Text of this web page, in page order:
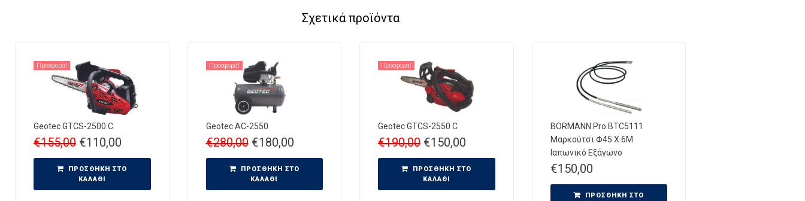
Σχετικά προϊόντα
Προσφορά!
Geotec GTCS-2500 C
€155,00 €110,00
ΠΡΟΣΘΉΚΗ ΣΤΟ
ΚΑΛΆΘΙ
Προσφορά!
Geotec AC-2550
€280,00 €180,00
ΠΡΟΣΘΉΚΗ ΣΤΟ
ΚΑΛΆΘΙ
Προσφορά!
Geotec GTCS-2550 C
€190,00 €150,00
ΠΡΟΣΘΉΚΗ ΣΤΟ
ΚΑΛΆΘΙ
BORMANN Pro BTC5111
Μαρκούτσι Φ45 Χ 6M
Ιαπωνικό Εξάγωνο
€150,00
ΠΡΟΣΘΉΚΗ ΣΤΟ